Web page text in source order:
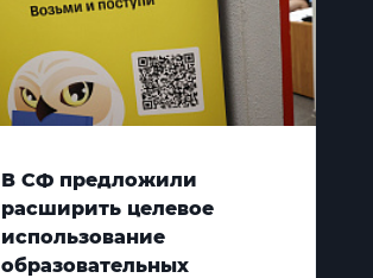
В СФ предложили
расширить целевое
использование
образовательных